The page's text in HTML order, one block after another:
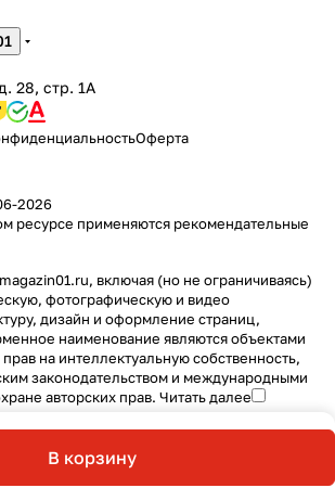
В корзину
28, стр. 1А
Оферта
2026
ресурсе применяются рекомендательные
включая (но не ограничиваясь)
фотографическую и видео
дизайн и оформление страниц,
наименование являются объектами
на интеллектуальную собственность,
законодательством и международными
авторских прав. Читать далее